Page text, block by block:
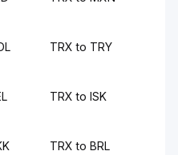
TRX to TRY
TRX to ISK
TRX to BRL